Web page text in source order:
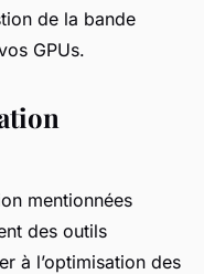
de la bande
GPUs.
mentionnées
des outils
à l’optimisation des